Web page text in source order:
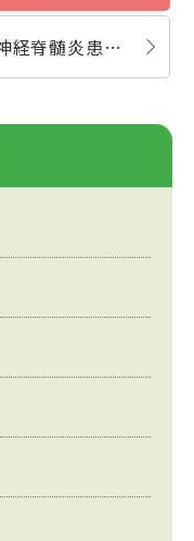
視神経脊髄炎患者の体験談